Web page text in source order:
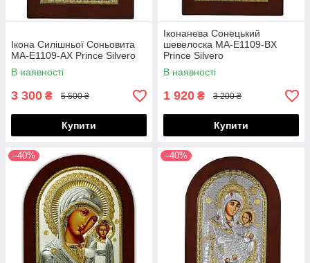
Ікона Силішньої Соньовита
МА-E1109-AX Prince Silvero
В наявності
3 300 ₴ 5 500 ₴
Купити
Іконанева Сонецький
шевелоска MA-E1109-BX
Prince Silvero
В наявності
1 920 ₴ 3 200 ₴
Купити
–40% –40%